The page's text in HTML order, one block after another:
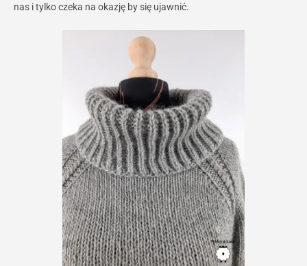
nas i tylko czeka na okazję by się ujawnić.